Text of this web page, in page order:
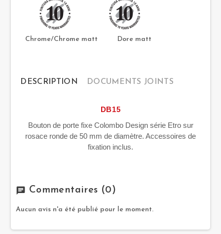
Chrome/Chrome matt Dore matt
DESCRIPTION DOCUMENTS JOINTS
DB15
Bouton de porte fixe Colombo Design série Etro sur
rosace ronde de 50 mm de diamètre. Accessoires de
fixation inclus.
chat Commentaires (0)
Aucun avis n'a été publié pour le moment.